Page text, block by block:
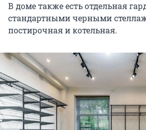
В доме также есть отдельная
стандартными черными
постирочная и котельная.